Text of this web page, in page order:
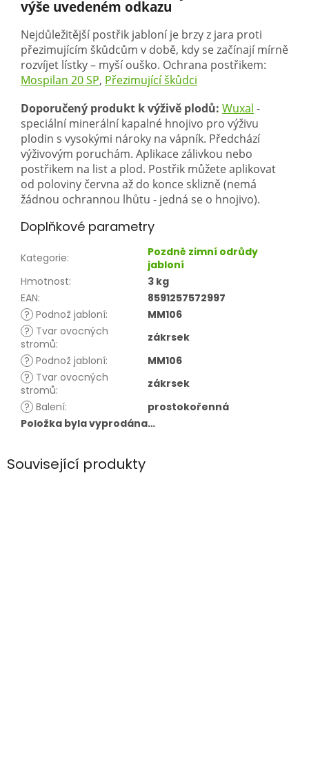
výše uvedeném odkazu
Nejdůležitější postřik jabloní je brzy z jara proti
přezimujícím škůdcům v době, kdy se začínají mírně
rozvíjet lístky – myší ouško. Ochrana postřikem:
Mospilan 20 SP, Přezimující škůdci
Doporučený produkt k výživě plodů: Wuxal -
speciální minerální kapalné hnojivo pro výživu
plodin s vysokými nároky na vápník. Předchází
výživovým poruchám. Aplikace zálivkou nebo
postřikem na list a plod. Postřik můžete aplikovat
od poloviny června až do konce sklizně (nemá
žádnou ochrannou lhůtu - jedná se o hnojivo).
Doplňkové parametry
Kategorie:
Pozdně zimní odrůdy
jabloní
Hmotnost:
3 kg
EAN:
8591257572997
? Podnož jabloní:
MM106
? Tvar ovocných
stromů:
zákrsek
? Podnož jabloní:
MM106
? Tvar ovocných
stromů:
zákrsek
? Balení:
prostokořenná
Položka byla vyprodána…
Související produkty